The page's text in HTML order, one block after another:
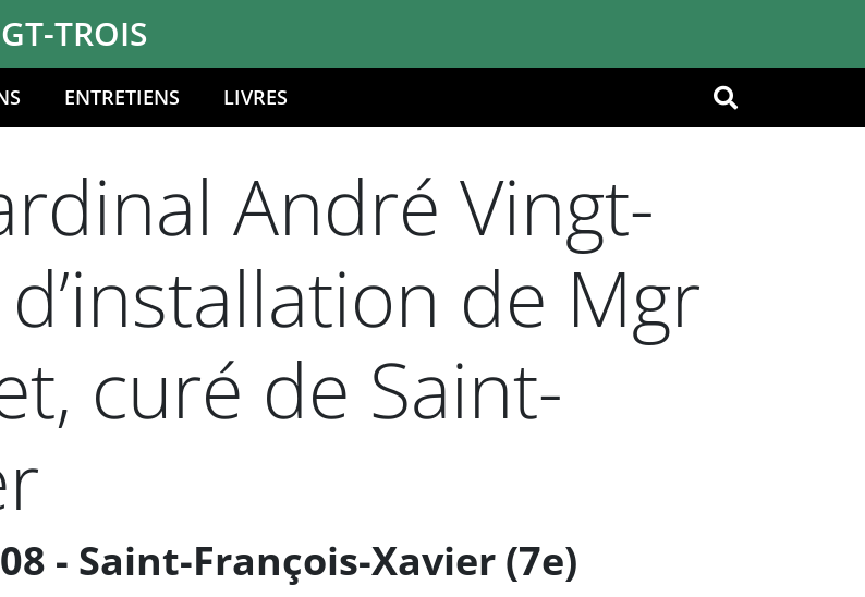
TROIS
OK
ENTRETIENS LIVRES
André Vingt-
de Mgr
curé de Saint-
- Saint-François-Xavier (7e)